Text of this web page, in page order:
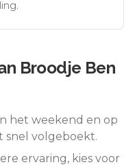
Broodje Ben
het weekend en op
snel volgeboekt.
ervaring, kies voor